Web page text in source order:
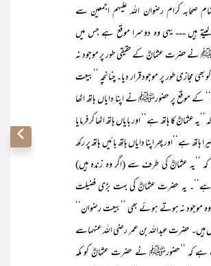
صحابہ کرام رضوان اللہ علیہم اجمعین سے
ہیں --- یہی وہ دوسرا موقع ہے جس میں
حضرت عثمانؓ کے حقیقی طور پر موجود نہ
مجازی طور پر موجود قرار دیا۔ چنانچہ ’’بیعت
کے موقع پر حضورﷺ نے اپنا دایاں ہاتھ اٹھا
’’یہ عثمانؓ کا ہاتھ ہے‘‘ اور بایاں ہاتھ اٹھا کر فرمایا
ہاتھ ہے‘‘اور پھر اپنا دایاں ہاتھ بائیں ہاتھ پر رکھ
کہ ’’یہ عثمانؓ کی طرف سے (اگر وہ زندہ ہیں)
یہ حضرت عثمانؓ کی بہت بڑی فضیلت
موجود نہ ہوتے ہوئے بھی ’’بیعت رضوان‘‘
ہیں۔ حضرت عبداللہ بن عمر رضی اللہ عنہماسے
کہ ’’حضورﷺ نے حضرت عثمانؓ کو مکہ